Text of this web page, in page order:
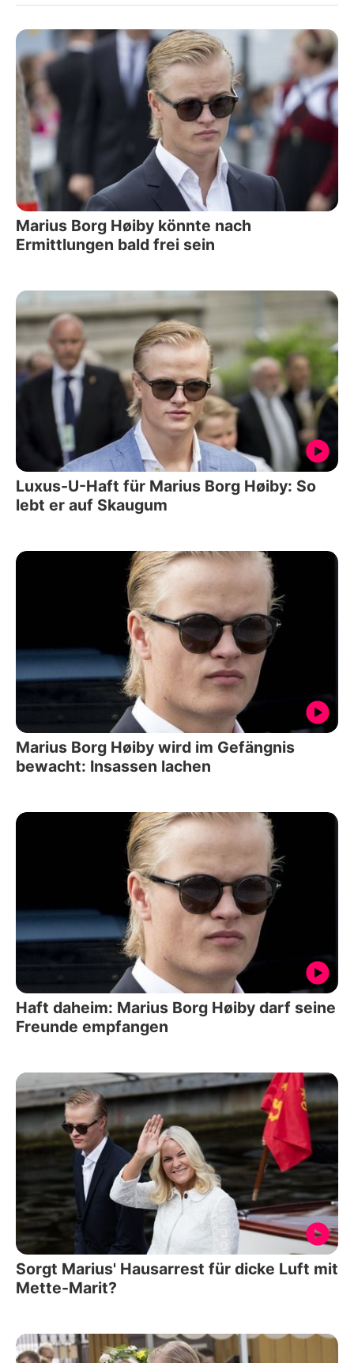
Marius Borg Høiby könnte nach
Ermittlungen bald frei sein
Luxus-U-Haft für Marius Borg Høiby: So
lebt er auf Skaugum
Marius Borg Høiby wird im Gefängnis
bewacht: Insassen lachen
Haft daheim: Marius Borg Høiby darf seine
Freunde empfangen
Sorgt Marius' Hausarrest für dicke Luft mit
Mette-Marit?